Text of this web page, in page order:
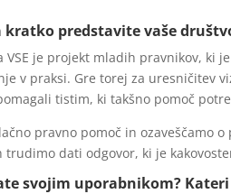
predstavite vaše
VSE je projekt mladih pravnikov,
v praksi. Gre torej za uresničitev
tistim, ki takšno pomoč
pravno pomoč in ozaveščamo
trudimo dati odgovor, ki je
svojim uporabnikom?